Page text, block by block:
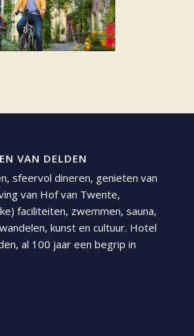
VAN DELDEN
sfeervol dineren, genieten van
van Hof van Twente,
faciliteiten, zwemmen, sauna,
kunst en cultuur. Hotel
al 100 jaar een begrip in